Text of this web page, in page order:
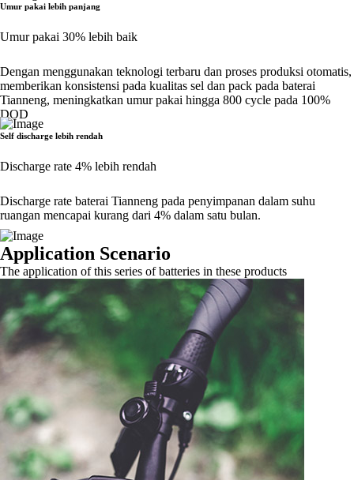
Umur pakai lebih panjang
Umur pakai 30% lebih baik
Dengan menggunakan teknologi terbaru dan proses produksi otomatis,
memberikan konsistensi pada kualitas sel dan pack pada baterai
Tianneng, meningkatkan umur pakai hingga 800 cycle pada 100%
DOD
Self discharge lebih rendah
Discharge rate 4% lebih rendah
Discharge rate baterai Tianneng pada penyimpanan dalam suhu
ruangan mencapai kurang dari 4% dalam satu bulan.
Application Scenario
The application of this series of batteries in these products